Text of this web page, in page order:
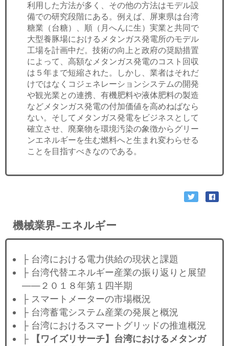
利用した方法が多く、その他の方法はモデル設
備での研究段階にある。例えば、屏東県は台湾
糖業（台糖）、順（月へんに生）実業と共同で
大型養豚場におけるメタンガス発電所のモデル
工場を計画中だ。技術の向上と政府の奨励措置
によって、高額なメタンガス発電のコスト回収
は５年まで短縮された。しかし、業者はそれだ
けではなくコジェネレーションシステムの開発
や観光業との連携、有機肥料や液体肥料の製造
などメタンガス発電の付加価値を高めねばなら
ない。そしてメタンガス発電をビジネスとして
確立させ、廃棄物を環境汚染の象徴からグリー
ンエネルギーを生む燃料へと生まれ変わらせる
ことを目指すべきなのである。
機械業界-エネルギー
├ 台湾における電力供給の現状と課題
├ 台湾代替エネルギー産業の振り返りと展望
――２０１８年第１四半期
├ スマートメーターの市場概況
├ 台湾蓄電システム産業の発展と概況
├ 台湾におけるスマートグリッドの推進概況
├
【ワイズリサーチ】台湾におけるメタンガ